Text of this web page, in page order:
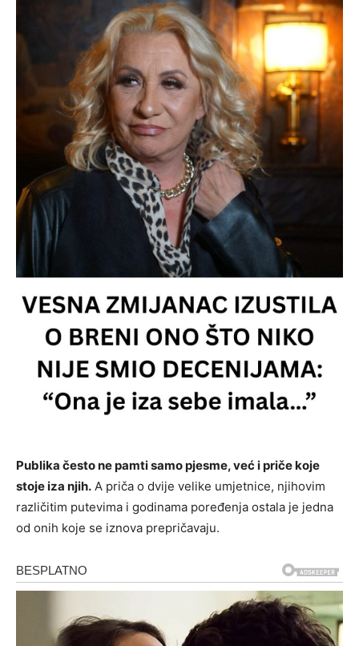
Publika često ne pamti samo pjesme, već i priče koje
stoje iza njih. A priča o dvije velike umjetnice, njihovim
različitim putevima i godinama poređenja ostala je jedna
od onih koje se iznova prepričavaju.